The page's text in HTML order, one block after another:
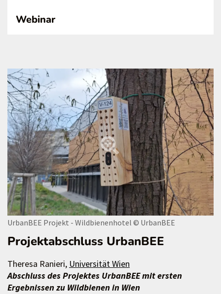
Webinar
UrbanBEE Projekt - Wildbienenhotel © UrbanBEE
Projektabschluss UrbanBEE
Theresa Ranieri, Universität Wien
Abschluss des Projektes UrbanBEE mit ersten
Ergebnissen zu Wildbienen in Wien